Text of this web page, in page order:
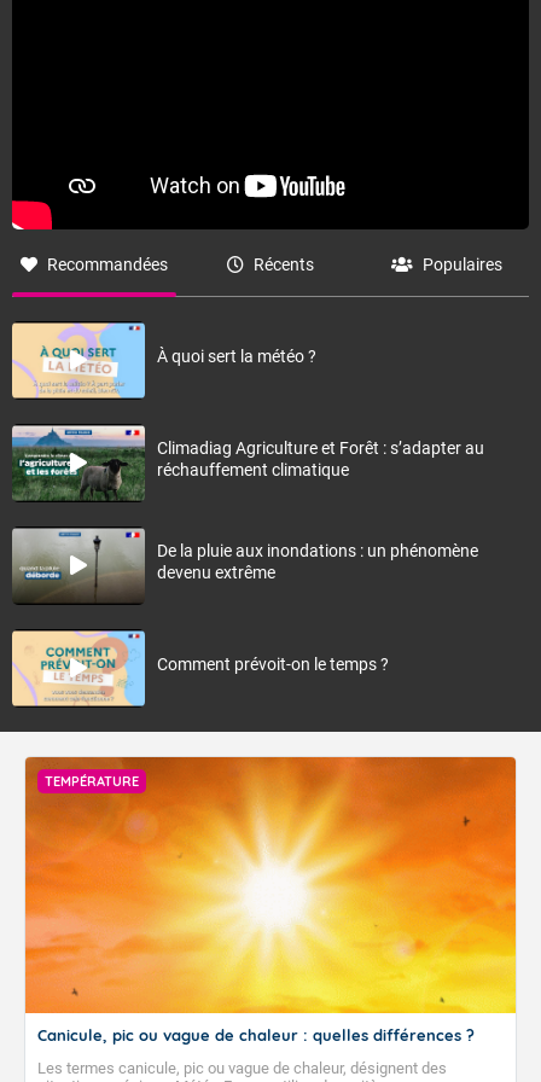
Recommandées Récents Populaires
À quoi sert la météo ?
Climadiag Agriculture et Forêt : s’adapter au
réchauffement climatique
De la pluie aux inondations : un phénomène
devenu extrême
Comment prévoit-on le temps ?
TEMPÉRATURE
Canicule, pic ou vague de chaleur : quelles différences ?
Les termes canicule, pic ou vague de chaleur, désignent des